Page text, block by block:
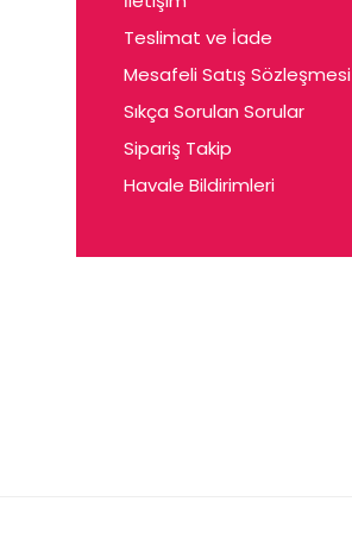
Cerin
Ceta
Ceyda
Chris
Ciey
Cleo
Teslimat ve İade
Mesafeli Satış Sözleşmesi
Sıkça Sorulan Sorular
Sipariş Takip
Havale Bildirimleri